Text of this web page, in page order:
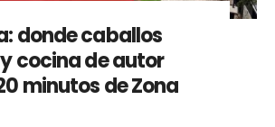
donde caballos
cocina de autor
minutos de Zona